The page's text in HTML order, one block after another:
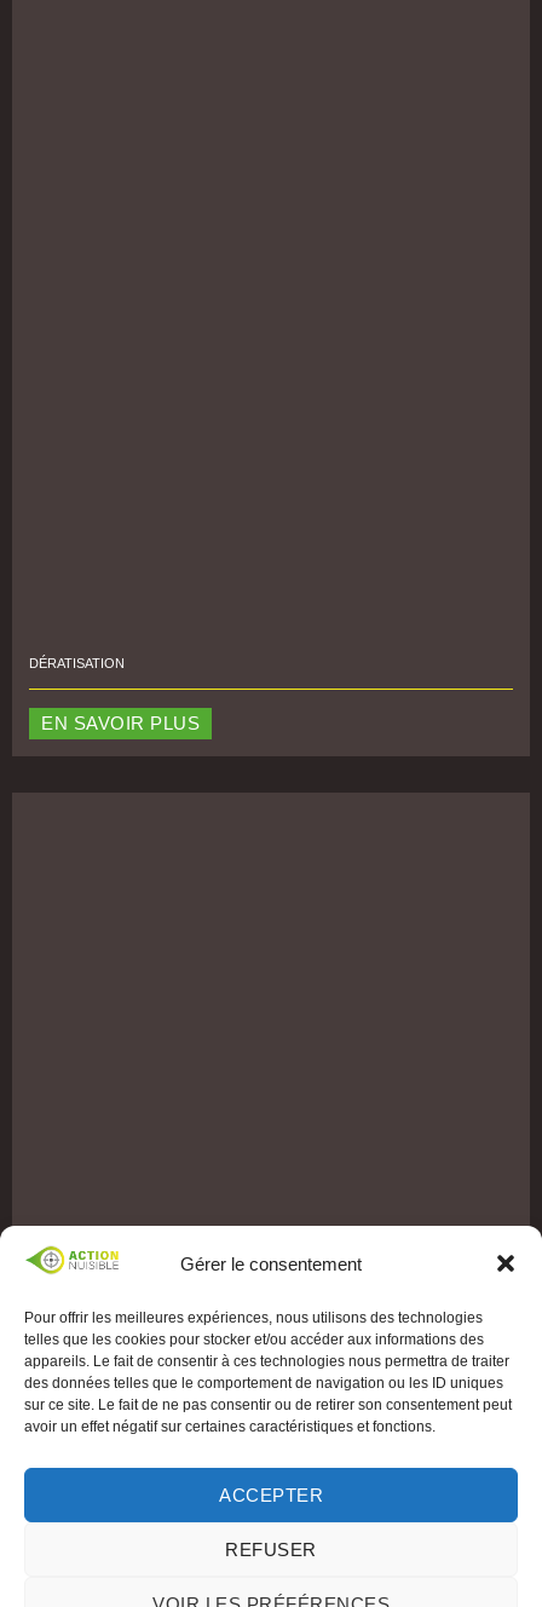
Gérer le consentement
Pour offrir les meilleures expériences, nous utilisons des technologies
telles que les cookies pour stocker et/ou accéder aux informations des
appareils. Le fait de consentir à ces technologies nous permettra de traiter
des données telles que le comportement de navigation ou les ID uniques
sur ce site. Le fait de ne pas consentir ou de retirer son consentement peut
avoir un effet négatif sur certaines caractéristiques et fonctions.
ACCEPTER
REFUSER
DÉRATISATION
EN SAVOIR PLUS